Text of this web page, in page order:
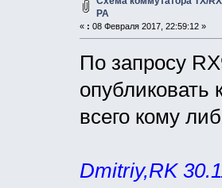
РА
« : 08 Февраля 2017, 22:59:12 »
По запросу
опубликовать
всего кому
Dmitriy,RK